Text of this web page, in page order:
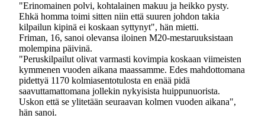
"Erinomainen polvi, kohtalainen makuu ja heikko pysty.
Ehkä homma toimi sitten niin että suuren johdon takia
kilpailun kipinä ei koskaan syttynyt", hän mietti.
Friman, 16, sanoi olevansa iloinen M20-mestaruuksistaan
molempina päivinä.
"Peruskilpailut olivat varmasti kovimpia koskaan viimeisten
kymmenen vuoden aikana maassamme. Edes mahdottomana
pidettyä 1170 kolmiasentotulosta en enää pidä
saavuttamattomana jollekin nykyisista huippunuorista.
Uskon että se ylitetään seuraavan kolmen vuoden aikana",
hän sanoi.